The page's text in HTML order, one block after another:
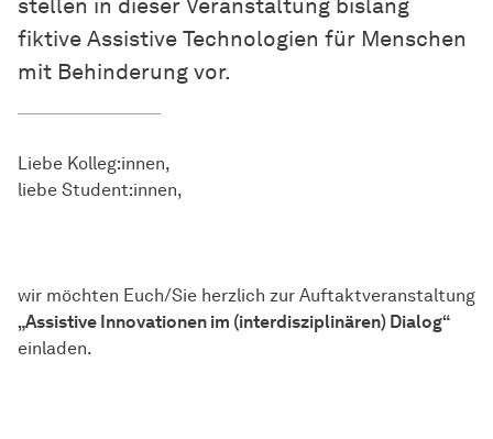
stellen in dieser Veranstaltung bislang
fiktive Assistive Technologien für Menschen
mit Behinderung vor.
Liebe Kolleg:innen,
liebe Student:innen,
wir möchten Euch/Sie herzlich zur Auftaktveranstaltung
„Assistive Innovationen im (interdisziplinären) Dialog“
einladen.